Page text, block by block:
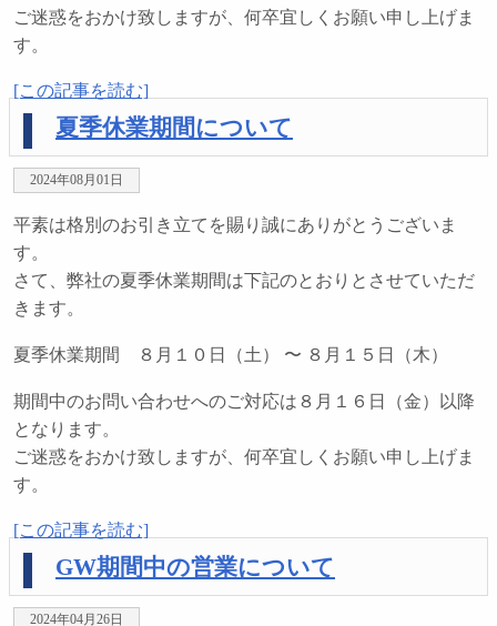
ご迷惑をおかけ致しますが、何卒宜しくお願い申し上げま
す。
[この記事を読む]
夏季休業期間について
2024年08月01日
平素は格別のお引き立てを賜り誠にありがとうございま
す。
さて、弊社の夏季休業期間は下記のとおりとさせていただ
きます。
夏季休業期間 ８月１０日（土） 〜 ８月１５日（木）
期間中のお問い合わせへのご対応は８月１６日（金）以降
となります。
ご迷惑をおかけ致しますが、何卒宜しくお願い申し上げま
す。
[この記事を読む]
GW期間中の営業について
2024年04月26日